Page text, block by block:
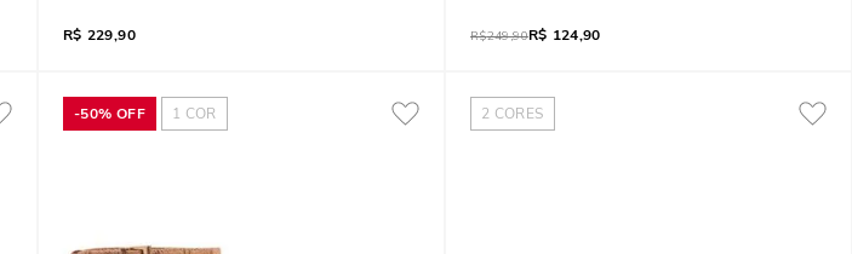
R$ 229,90 R$249,90R$ 124,90
-50% OFF 1 COR 2 CORES